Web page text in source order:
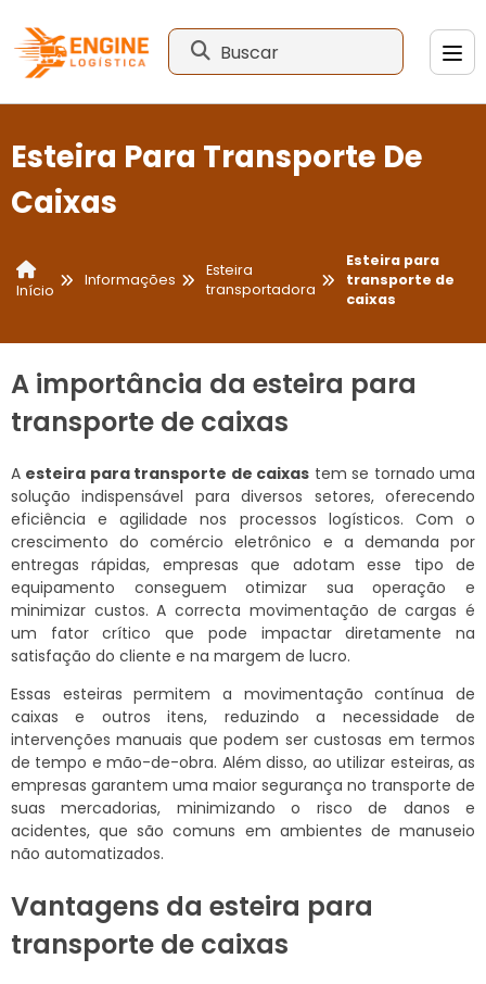
Buscar
Esteira Para Transporte De
Caixas
Início
Informações
Esteira
transportadora
Esteira para
transporte de
caixas
A importância da esteira para
transporte de caixas
A esteira para transporte de caixas tem se tornado uma
solução indispensável para diversos setores, oferecendo
eficiência e agilidade nos processos logísticos. Com o
crescimento do comércio eletrônico e a demanda por
entregas rápidas, empresas que adotam esse tipo de
equipamento conseguem otimizar sua operação e
minimizar custos. A correcta movimentação de cargas é
um fator crítico que pode impactar diretamente na
satisfação do cliente e na margem de lucro.
Essas esteiras permitem a movimentação contínua de
caixas e outros itens, reduzindo a necessidade de
intervenções manuais que podem ser custosas em termos
de tempo e mão-de-obra. Além disso, ao utilizar esteiras, as
empresas garantem uma maior segurança no transporte de
suas mercadorias, minimizando o risco de danos e
acidentes, que são comuns em ambientes de manuseio
não automatizados.
Vantagens da esteira para
transporte de caixas